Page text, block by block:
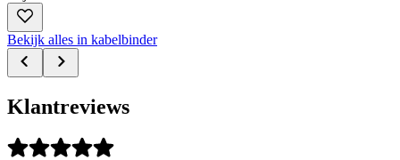
Bekijk alles in kabelbinder
Klantreviews